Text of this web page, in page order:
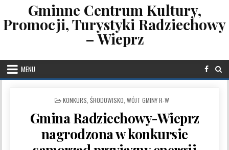
Gminne Centrum Kultury,
Promocji, Turystyki Radziechowy
– Wieprz
MENU
POSTED IN
KONKURS ŚRODOWISKO WÓJT GMINY R-W
Gmina Radziechowy-Wieprz
nagrodzona w konkursie